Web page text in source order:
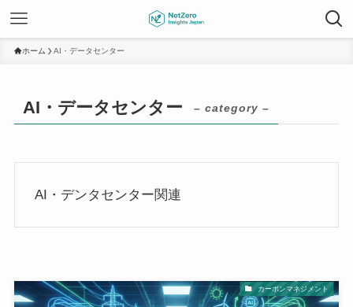
ホーム AI・データセンター
AI・データセンター – category –
AI・デンタセンター関連
カーボンマネジメント